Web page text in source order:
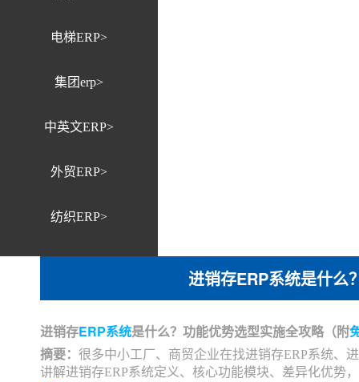
电梯ERP>
集团erp>
中英文ERP>
外贸ERP>
纺织ERP>
进销存ERP系统是什么
进销存ERP系统是什么？功能优势选型实施全攻略（附
摘要： 很多中小工厂、商贸企业在找进销存ERP系统、
讲解进销存ERP系统定义、核心功能模块、差异化优势